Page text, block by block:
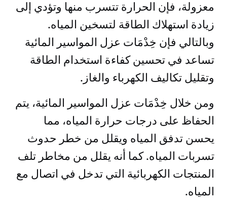
معزولة، فإن الحرارة تتسرب منها وتؤدي إلى
زيادة استهلاك الطاقة لتسخين المياه.
وبالتالي فإن خِدْمَات عزل المواسير المائية
تساعد في تحسين كفاءة استخدام الطاقة
وتقليل تكاليف الكهرباء والغاز.
ومن خلال خِدْمَات عزل المواسير المائية، يتم
الحفاظ على درجات حرارة المياه، مما
يحسن تدفق المياه ويقلل من خطر حدوث
تسربات المياه. كما أنه يقلل من مخاطر تلف
المنتجات الكهربائية التي تدخل في اتصال مع
المياه.